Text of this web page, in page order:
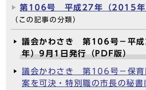
第106号 平成27年（2015年
（この記事の分類）
議会かわさき 第106号－平
年）9月1日発行（PDF版）
議会かわさき 第106号－保育
案を可決・特別職の市長の秘書